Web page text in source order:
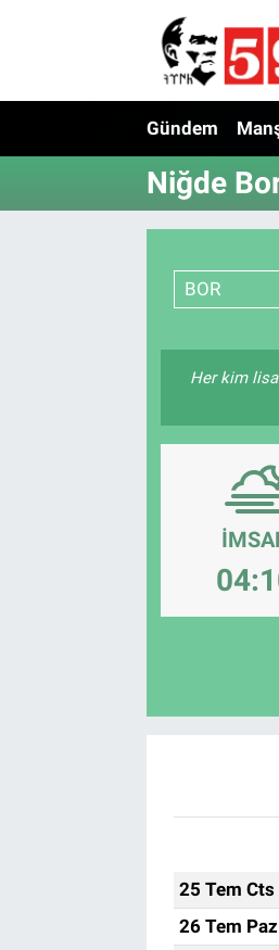
Gündem
Niğde
BOR
Her kim
25 Tem Cts
26 Tem Paz